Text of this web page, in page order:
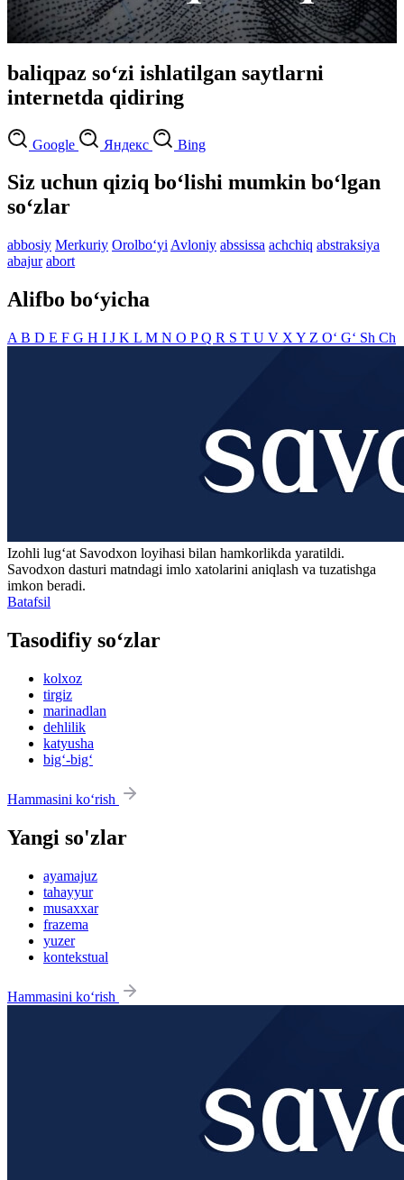
baliqpaz so‘zi ishlatilgan saytlarni
internetda qidiring
Google Яндекс Bing
Siz uchun qiziq bo‘lishi mumkin bo‘lgan
so‘zlar
abbosiy Merkuriy Orolbo‘yi Avloniy abssissa achchiq abstraksiya
abajur abort
Alifbo bo‘yicha
A B D E F G H I J K L M N O PQ R S T U V X Y Z O‘ G‘ Sh Ch
Izohli lugʻat Savodxon loyihasi bilan hamkorlikda yaratildi.
Savodxon dasturi matndagi imlo xatolarini aniqlash va tuzatishga
imkon beradi.
Batafsil
Tasodifiy so‘zlar
kolxoz
tirgiz
marinadlan
dehlilik
katyusha
big‘-big‘
Hammasini ko‘rish
Yangi so'zlar
ayamajuz
tahayyur
musaxxar
frazema
yuzer
kontekstual
Hammasini ko‘rish